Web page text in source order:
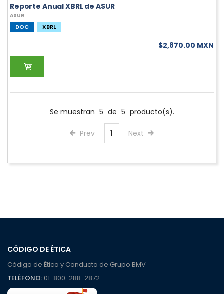
Reporte Anual XBRL de ASUR
ASUR
DOC XBRL
$2,870.00 MXN
Se muestran 5 de 5 producto(s).
Prev 1 Next
CÓDIGO DE ÉTICA
Código de Ética y Conducta de Grupo BMV
TELÉFONO:01-800-288-2872